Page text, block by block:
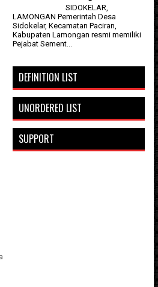
SIDOKELAR,
LAMONGAN Pemerintah Desa
Sidokelar, Kecamatan Paciran,
Kabupaten Lamongan resmi memiliki
Pejabat Sement...
DEFINITION LIST
UNORDERED LIST
SUPPORT